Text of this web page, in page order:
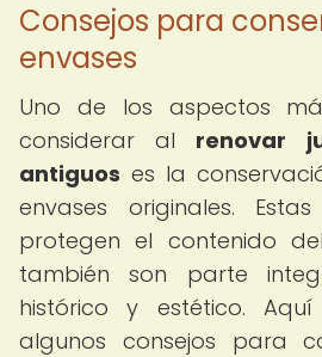
Consejos para
envases
Uno de los aspectos
considerar al renovar
antiguos es la
envases originales.
protegen el contenido
también son parte
histórico y estético.
algunos consejos para